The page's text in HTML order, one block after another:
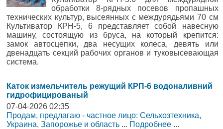
обработки 8-рядных посевов пропашных
технических культур, высеянных с междурядьями 70 см
Культиватор КРН-5, 6 представляет собой навесную
машину, состоящую из бруса, на который крепится:
замок автосцепки, два несущих колеса, девять или
двенадцать секций рабочих органов и туковысевающая
система.
Каток измельчитель режущий КРП-6 водоналивний
гидрофицированый
07-04-2026 02:35
Продам, предлагаю - частное лицо: Сельхозтехника,
Украина, Запорожье и область ... Подробнее ...